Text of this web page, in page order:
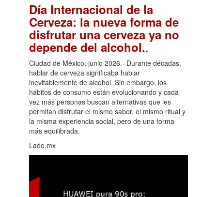
Día Internacional de la
Cerveza: la nueva forma de
disfrutar una cerveza ya no
depende del alcohol..
Ciudad de México, junio 2026.- Durante décadas,
hablar de cerveza significaba hablar
inevitablemente de alcohol. Sin embargo, los
hábitos de consumo están evolucionando y cada
vez más personas buscan alternativas que les
permitan disfrutar el mismo sabor, el mismo ritual y
la misma experiencia social, pero de una forma
más equilibrada.
Lado.mx